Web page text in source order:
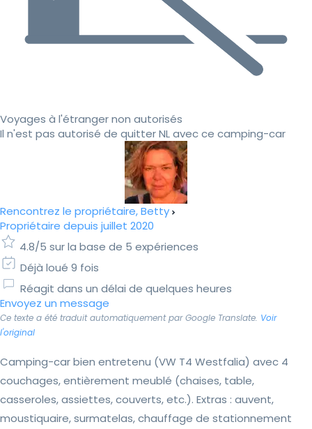
Voyages à l'étranger non autorisés
Il n'est pas autorisé de quitter NL avec ce camping-car
Rencontrez le propriétaire, Betty
Propriétaire depuis juillet 2020
4.8/5 sur la base de 5 expériences
Déjà loué 9 fois
Réagit dans un délai de quelques heures
Envoyez un message
Ce texte a été traduit automatiquement par Google Translate. Voir
l'original
Camping-car bien entretenu (VW T4 Westfalia) avec 4
couchages, entièrement meublé (chaises, table,
casseroles, assiettes, couverts, etc.). Extras : auvent,
moustiquaire, surmatelas, chauffage de stationnement